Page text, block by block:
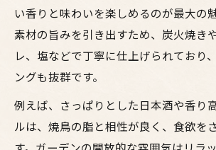
い香りと味わいを楽しめるのが最大の
素材の旨みを引き出すため、炭火焼き
レ、塩などで丁寧に仕上げられており
ングも抜群です。
例えば、さっぱりとした日本酒や香り
ルは、焼鳥の脂と相性が良く、食欲を